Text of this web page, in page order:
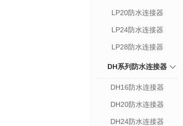
LP20防水连接器
LP24防水连接器
LP28防水连接器
DH系列防水连接器
DH16防水连接器
DH20防水连接器
DH24防水连接器